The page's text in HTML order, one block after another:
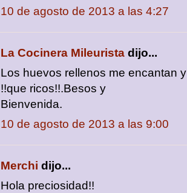
10 de agosto de 2013 a las 4:27
La Cocinera Mileurista dijo...
Los huevos rellenos me encantan
!!que ricos!!.Besos y
Bienvenida.
10 de agosto de 2013 a las 9:00
Merchi dijo...
Hola preciosidad!!